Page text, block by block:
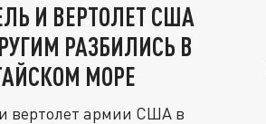
И ВЕРТОЛЕТ США
РАЗБИЛИСЬ В
МОРЕ
вертолет армии США в